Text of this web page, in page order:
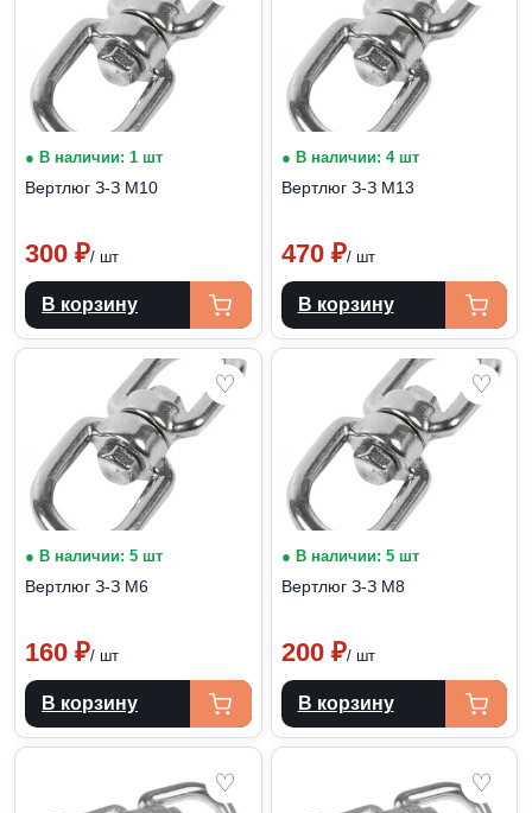
● В наличии: 1 шт
Вертлюг З-З М10
300 ₽/ шт
В корзину
● В наличии: 4 шт
Вертлюг З-З М13
470 ₽/ шт
В корзину
♡
● В наличии: 5 шт
Вертлюг З-З М6
160 ₽/ шт
В корзину
♡
● В наличии: 5 шт
Вертлюг З-З М8
200 ₽/ шт
В корзину
♡ ♡